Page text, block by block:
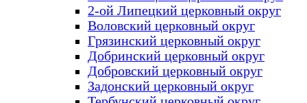
2-ой Липецкий церковный округ
Воловский церковный округ
Грязинский церковный округ
Добринский церковный округ
Добровский церковный округ
Задонский церковный округ